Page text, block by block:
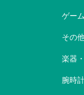
ゲー
その
楽器
腕時